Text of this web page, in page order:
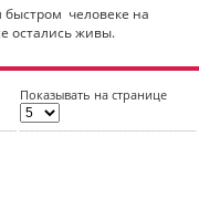
быстром человеке на
остались живы.
Показывать на странице